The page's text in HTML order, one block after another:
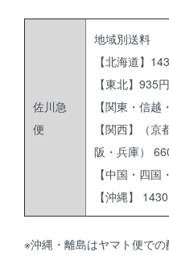
佐川急
便
地域別送料
【北海道】
【東北】935円
【関東・信
【関西】（
阪・兵庫）
【中国・四
【沖縄】
※沖縄・離島はヤマト便での